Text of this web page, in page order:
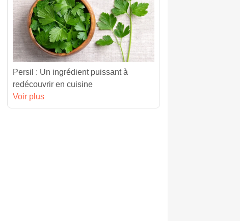
Persil : Un ingrédient puissant à
redécouvrir en cuisine
Voir plus